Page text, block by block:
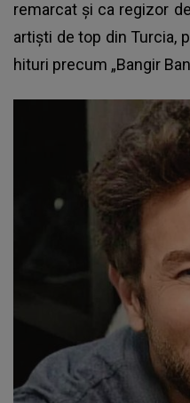
remarcat și ca regizor
artiști de top din Turcia,
hituri precum „Bangir